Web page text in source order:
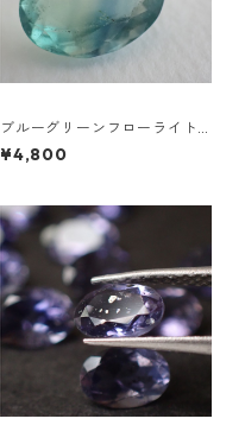
ブルーグリーンフローライト
オーバルカットルース 10.2ct
15.4mm*11.1mm*8.0mm
¥4,800